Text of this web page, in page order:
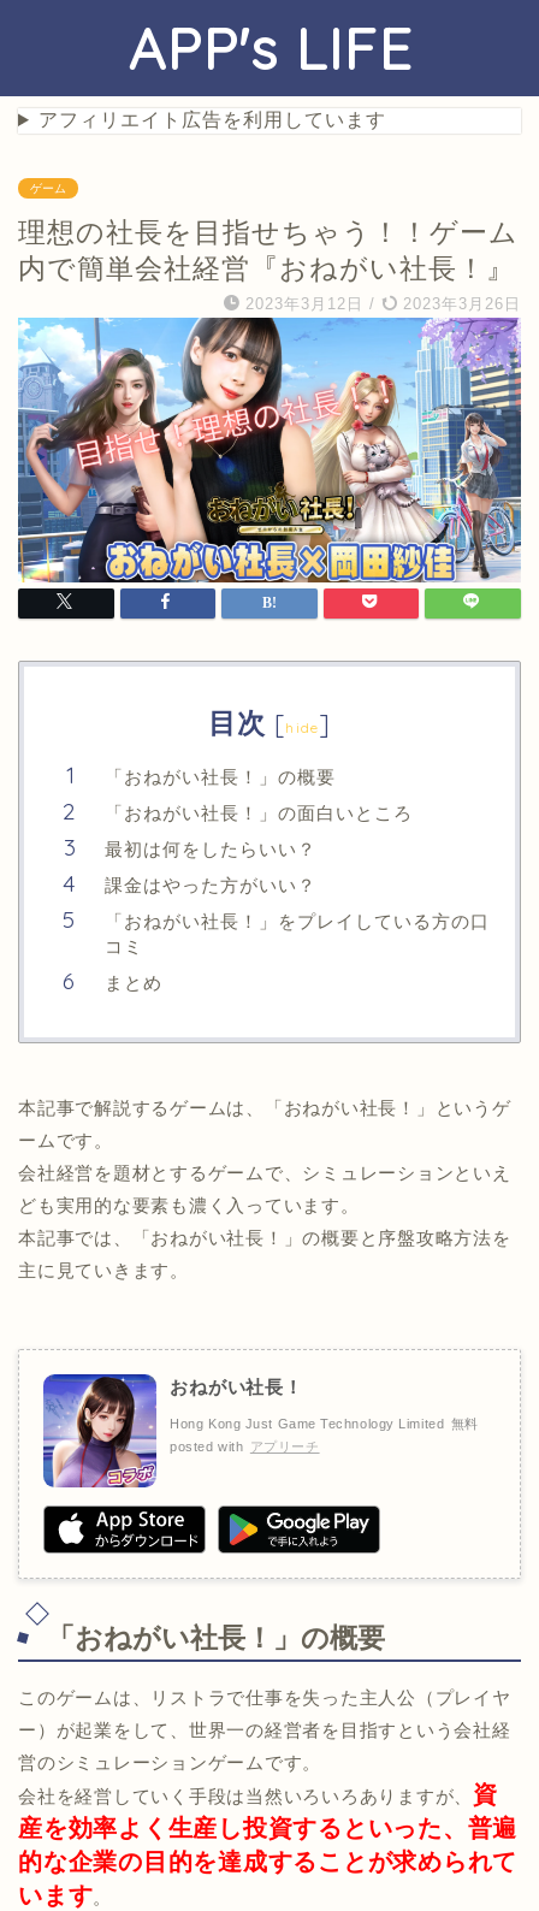
APP's LIFE
アフィリエイト広告を利用しています
ゲーム
理想の社長を目指せちゃう！！ゲーム
内で簡単会社経営『おねがい社長！』
2023年3月12日 / 2023年3月26日
目次 [hide]
「おねがい社長！」の概要
「おねがい社長！」の面白いところ
最初は何をしたらいい？
課金はやった方がいい？
「おねがい社長！」をプレイしている方の口
コミ
まとめ
本記事で解説するゲームは、「おねがい社長！」というゲ
ームです。
会社経営を題材とするゲームで、シミュレーションといえ
ども実用的な要素も濃く入っています。
本記事では、「おねがい社長！」の概要と序盤攻略方法を
主に見ていきます。
おねがい社長！
Hong Kong Just Game Technology Limited 無料
posted with アプリーチ
「おねがい社長！」の概要
このゲームは、リストラで仕事を失った主人公（プレイヤ
ー）が起業をして、世界一の経営者を目指すという会社経
営のシミュレーションゲームです。
会社を経営していく手段は当然いろいろありますが、 資
産を効率よく生産し投資するといった、普遍
的な企業の目的を達成することが求められて
います。